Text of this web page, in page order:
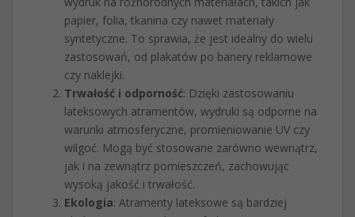
papier, folia, tkanina czy nawet materiały
syntetyczne. To sprawia, że jest idealny do wielu
zastosowań, od plakatów po banery reklamowe
czy naklejki.
Trwałość i odporność: Dzięki zastosowaniu
lateksowych atramentów, wydruki są odporne na
warunki atmosferyczne, promieniowanie UV czy
wilgoć. Mogą być stosowane zarówno wewnątrz,
jak i na zewnątrz pomieszczeń, zachowując
wysoką jakość i trwałość.
Ekologia: Atramenty lateksowe są bardziej